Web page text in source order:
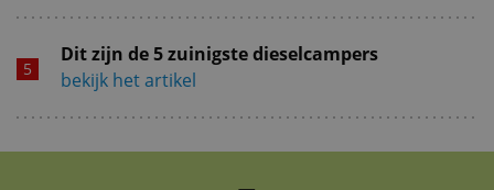
Dit zijn de 5 zuinigste dieselcampers
bekijk het artikel